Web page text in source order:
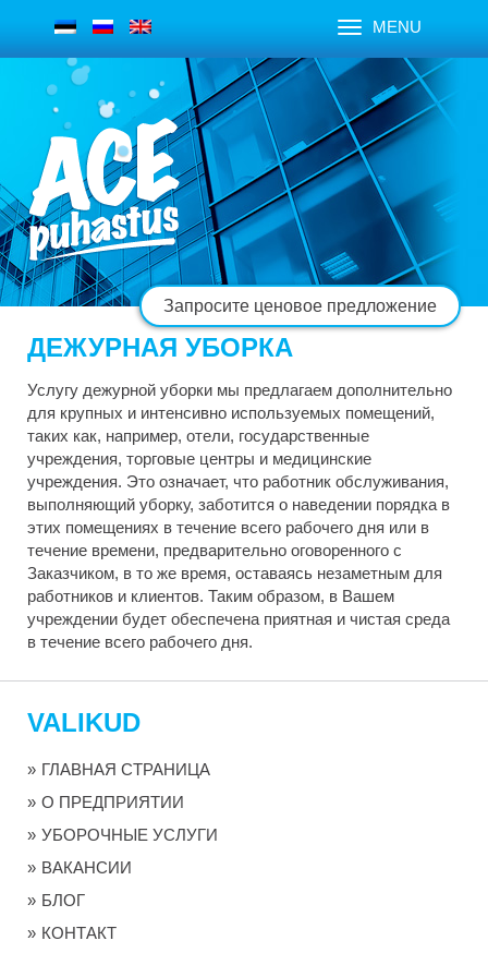
MENU
Запросите ценовое предложение
ДЕЖУРНАЯ УБОРКА
Услугу дежурной уборки мы предлагаем дополнительно
для крупных и интенсивно используемых помещений,
таких как, например, отели, государственные
учреждения, торговые центры и медицинские
учреждения. Это означает, что работник обслуживания,
выполняющий уборку, заботится о наведении порядка в
этих помещениях в течение всего рабочего дня или в
течение времени, предварительно оговоренного с
Заказчиком, в то же время, оставаясь незаметным для
работников и клиентов. Таким образом, в Вашем
учреждении будет обеспечена приятная и чистая среда
в течение всего рабочего дня.
VALIKUD
ГЛАВНАЯ СТРАНИЦА
О ПРЕДПРИЯТИИ
УБОРОЧНЫЕ УСЛУГИ
ВАКАНСИИ
БЛОГ
КОНТАКТ